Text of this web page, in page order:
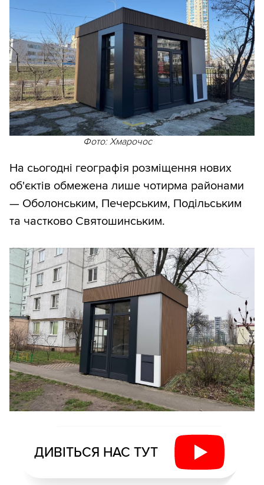
Фото: Хмарочос
На сьогодні географія розміщення нових
об'єктів обмежена лише чотирма районами
— Оболонським, Печерським, Подільським
та частково Святошинським.
ДИВІТЬСЯ НАС ТУТ